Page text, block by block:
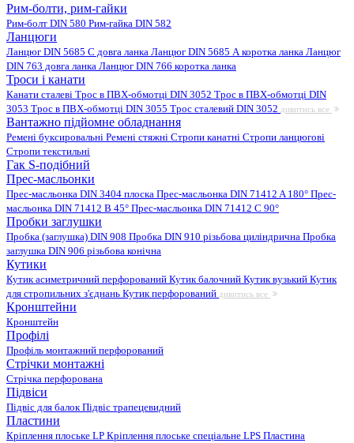
Рим-болти, рим-гайки
Рим-болт DIN 580 Рим-гайка DIN 582
Ланцюги
Ланцюг DIN 5685 C довга ланка Ланцюг DIN 5685 А коротка ланка Ланцюг
DIN 763 довга ланка Ланцюг DIN 766 коротка ланка
Троси і канати
Канати сталеві Трос в ПВХ-обмотці DIN 3052 Трос в ПВХ-обмотці DIN
3053 Трос в ПВХ-обмотці DIN 3055 Трос сталевий DIN 3052 дивитись все
Вантажно підйомне обладнання
Ремені буксировальні Ремені стяжні Стропи канатні Стропи ланцюгові
Стропи текстильні
Гак S-подібний
Прес-масльонки
Прес-масльонка DIN 3404 плоска Прес-масльонка DIN 71412 A 180° Прес-
масльонка DIN 71412 B 45° Прес-масльонка DIN 71412 C 90°
Пробки заглушки
Пробка (заглушка) DIN 908 Пробка DIN 910 різьбова циліндрична Пробка
заглушка DIN 906 різьбова конічна
Кутики
Кутик асиметричний перфорований Кутик балочний Кутик вузький Кутик
для стропильних з'єднань Кутик перфорований дивитись все
Кронштейни
Кронштейн
Профілі
Профіль монтажний перфорований
Стрічки монтажні
Стрічка перфорована
Підвіси
Підвіс для балокПідвіс трапецевидний
Пластини
Кріплення плоське LP Кріплення плоське спеціальне LPS Пластина